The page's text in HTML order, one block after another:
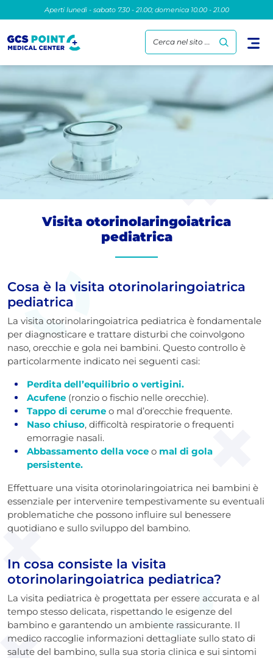
Aperti lunedì - sabato 7.30 - 21.00; domenica 10.00 - 21.00
Cerca nel sito ...
Visita otorinolaringoiatrica
pediatrica
Cosa è la visita otorinolaringoiatrica
pediatrica
La visita otorinolaringoiatrica pediatrica è fondamentale
per diagnosticare e trattare disturbi che coinvolgono
naso, orecchie e gola nei bambini. Questo controllo è
particolarmente indicato nei seguenti casi:
Perdita dell’equilibrio o vertigini.
Acufene (ronzio o fischio nelle orecchie).
Tappo di cerume o mal d’orecchie frequente.
Naso chiuso, difficoltà respiratorie o frequenti
emorragie nasali.
Abbassamento della voce o mal di gola
persistente.
Effettuare una visita otorinolaringoiatrica nei bambini è
essenziale per intervenire tempestivamente su eventuali
problematiche che possono influire sul benessere
quotidiano e sullo sviluppo del bambino.
In cosa consiste la visita
otorinolaringoiatrica pediatrica?
La visita pediatrica è progettata per essere accurata e al
tempo stesso delicata, rispettando le esigenze del
bambino e garantendo un ambiente rassicurante. Il
medico raccoglie informazioni dettagliate sullo stato di
salute del bambino, sulla sua storia clinica e sui sintomi